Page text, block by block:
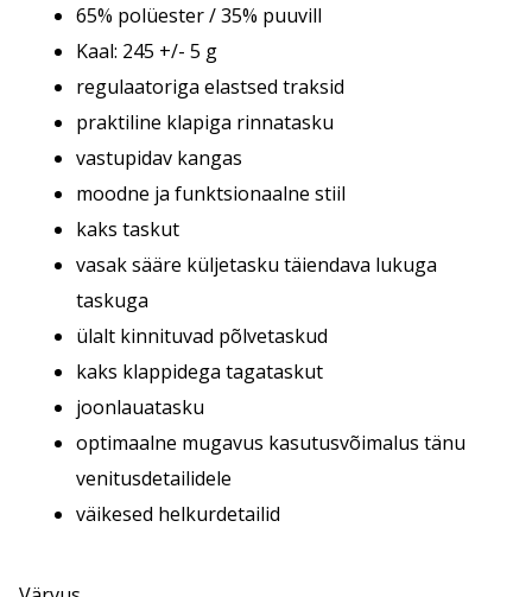
65% polüester / 35% puuvill
Kaal: 245 +/- 5 g
regulaatoriga elastsed traksid
praktiline klapiga rinnatasku
vastupidav kangas
moodne ja funktsionaalne stiil
kaks taskut
vasak sääre küljetasku täiendava lukuga
taskuga
ülalt kinnituvad põlvetaskud
kaks klappidega tagataskut
joonlauatasku
optimaalne mugavus kasutusvõimalus tänu
venitusdetailidele
väikesed helkurdetailid